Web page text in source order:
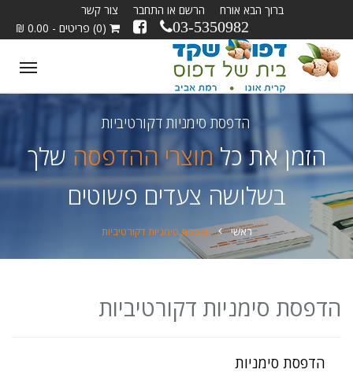
ברוך הבא אורח הרשם או התחבר צור קשר
03-5350982 (0) פריטים - 0.00 ₪
הדפסת סימניות דקורטיביות
הזמן את כלמוצרי ההדפסה שלך
בשלושה צעדים פשוטים
ראשי הדפסת סימניות דקורטיביות
הדפסת סימניות דקורטיביות
הדפסת סימניות